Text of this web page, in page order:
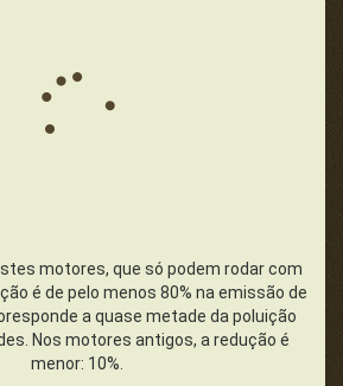
motores, que só podem rodar com
é de pelo menos 80% na emissão de
a quase metade da poluição
Nos motores antigos, a redução é
menor: 10%.